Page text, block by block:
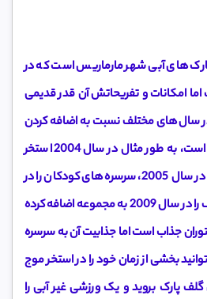
های آبی شهر مارماریس است که در
است اما امکانات و تفریحاتش آن قدر قدیمی
سال های مختلف نسبت به اضافه کردن
بازی های جدید اقدام کرده است، به طور مثال در سال 2004 استخر
موج، سرسره چاله فضایی را در سال 2005، سرسره های کودکان را در
سال 2008 و زمین مینی گلف را در سال 2009 به مجموعه اضافه کرده
مجموعه دارای 8 رستوران جذاب است اما جذابیت آن به سرسره
بخشی از زمان خود را در استخر موج
گلف پارک بروید و یک ورزشی غیر آبی را